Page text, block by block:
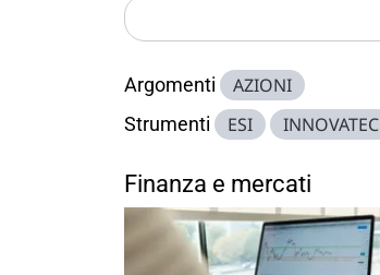
Argomenti AZIONI
Strumenti ESI INNOVATEC
Finanza e mercati